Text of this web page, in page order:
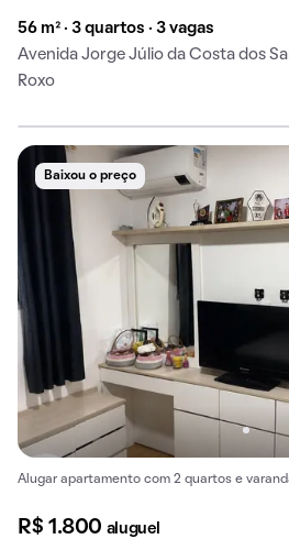
56 m² · 3 quartos · 3 vagas
Avenida Jorge Júlio da Costa dos
Roxo
Baixou o preço
Alugar apartamento com 2 quartos e
R$ 1.800 aluguel